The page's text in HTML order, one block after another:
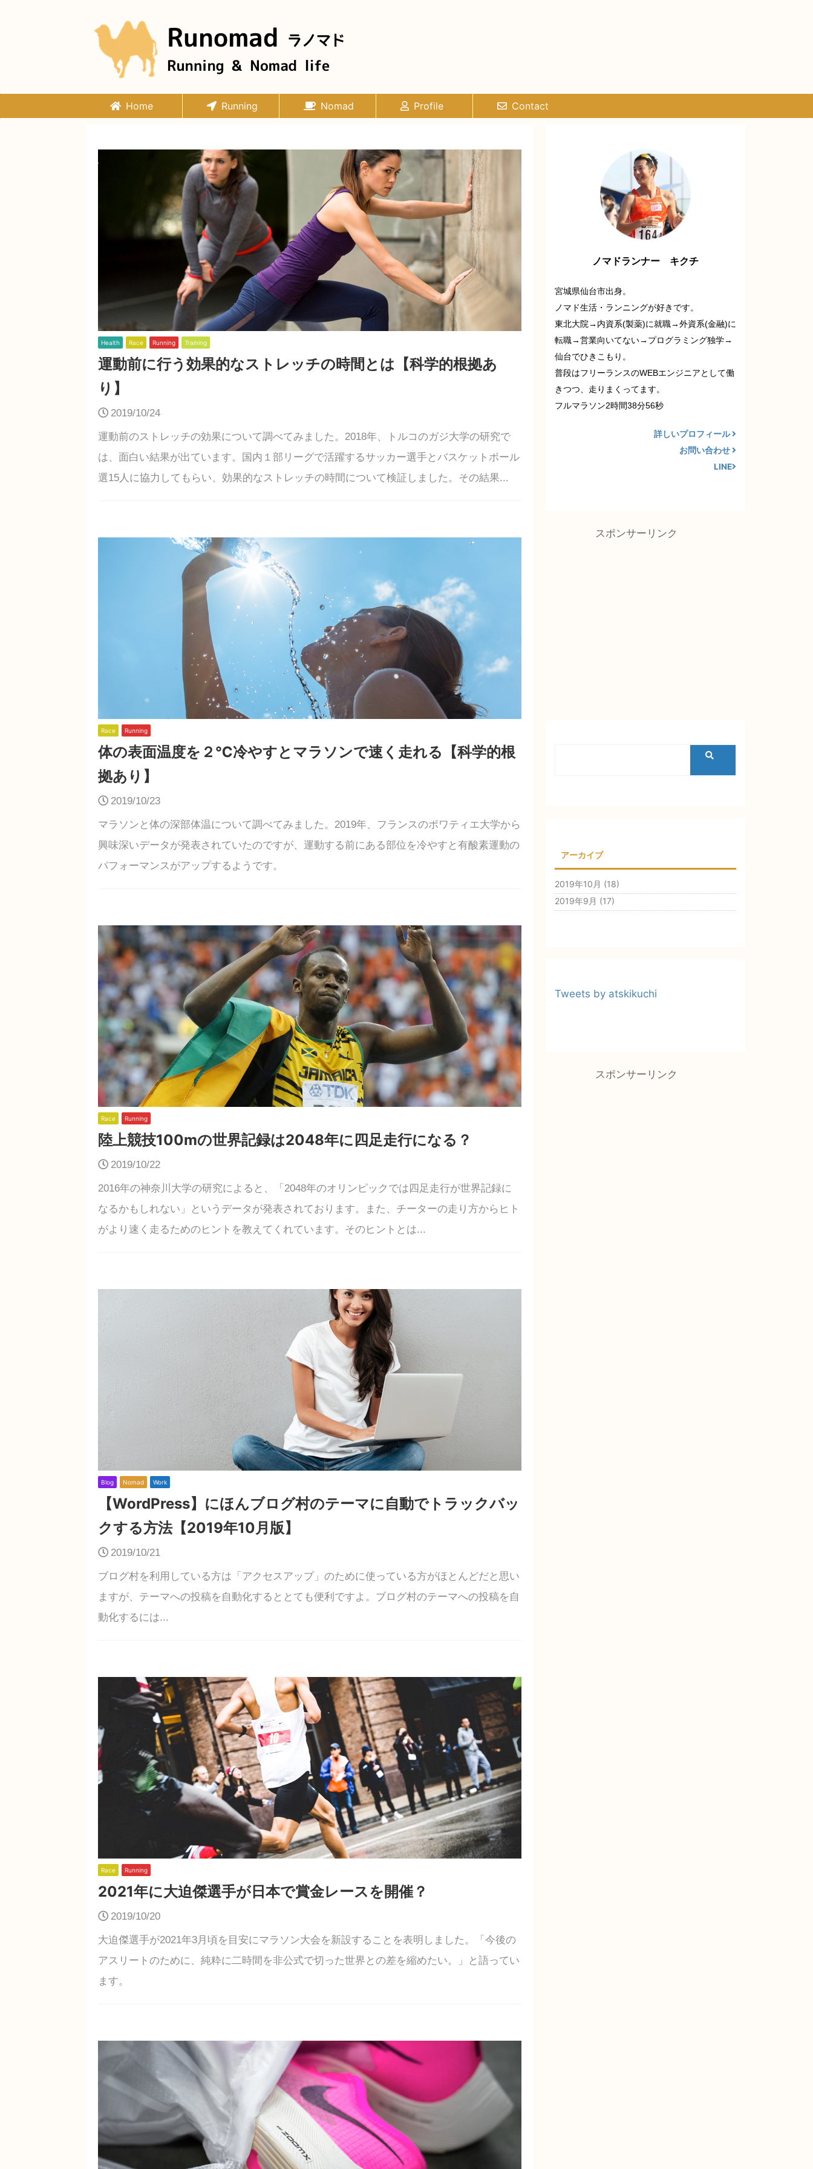
Home Running Nomad Profile Contact
Health Race Running Training
運動前に行う効果的なストレッチの時間とは【科学的根拠あ
り】
2019/10/24
運動前のストレッチの効果について調べてみました。2018年、トルコのガジ大学の研究で
は、面白い結果が出ています。国内１部リーグで活躍するサッカー選手とバスケットボール
選15人に協力してもらい、効果的なストレッチの時間について検証しました。その結果...
Race Running
体の表面温度を２℃冷やすとマラソンで速く走れる【科学的根
拠あり】
2019/10/23
マラソンと体の深部体温について調べてみました。2019年、フランスのポワティエ大学から
興味深いデータが発表されていたのですが、運動する前にある部位を冷やすと有酸素運動の
パフォーマンスがアップするようです。
Race Running
陸上競技100mの世界記録は2048年に四足走行になる？
2019/10/22
2016年の神奈川大学の研究によると、「2048年のオリンピックでは四足走行が世界記録に
なるかもしれない」というデータが発表されております。また、チーターの走り方からヒト
がより速く走るためのヒントを教えてくれています。そのヒントとは...
Blog Nomad Work
【WordPress】にほんブログ村のテーマに自動でトラックバッ
クする方法【2019年10月版】
2019/10/21
ブログ村を利用している方は「アクセスアップ」のために使っている方がほとんどだと思い
ますが、テーマへの投稿を自動化するととても便利ですよ。ブログ村のテーマへの投稿を自
動化するには...
Race Running
2021年に大迫傑選手が日本で賞金レースを開催？
2019/10/20
大迫傑選手が2021年3月頃を目安にマラソン大会を新設することを表明しました。「今後の
アスリートのために、純粋に二時間を非公式で切った世界との差を縮めたい。」と語ってい
ます。
ノマドランナー キクチ
宮城県仙台市出身。
ノマド生活・ランニングが好きです。
東北大院→内資系(製薬)に就職→外資系(金融)に
転職→営業向いてない→プログラミング独学→
仙台でひきこもり。
普段はフリーランスのWEBエンジニアとして働
きつつ、走りまくってます。
フルマラソン2時間38分56秒
詳しいプロフィール
お問い合わせ
LINE
スポンサーリンク
アーカイブ
2019年10月 (18)
2019年9月 (17)
Tweets by atskikuchi
スポンサーリンク